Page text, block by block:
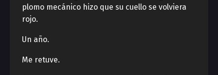
plomo mecánico hizo que su cuello se volviera
rojo.
Un año.
Me retuve.